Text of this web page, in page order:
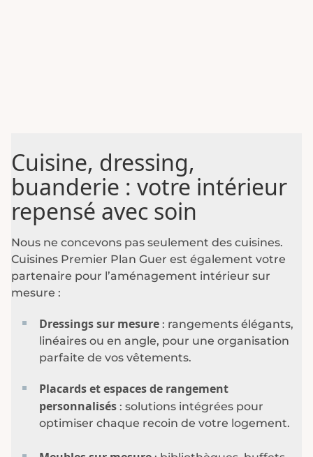
Cuisine, dressing,
buanderie : votre intérieur
repensé avec soin
Nous ne concevons pas seulement des cuisines.
Cuisines Premier Plan Guer est également votre
partenaire pour l’aménagement intérieur sur
mesure :
Dressings sur mesure : rangements élégants,
linéaires ou en angle, pour une organisation
parfaite de vos vêtements.
Placards et espaces de rangement
personnalisés : solutions intégrées pour
optimiser chaque recoin de votre logement.